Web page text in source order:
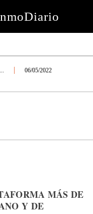
06/05/2022
MÁS DE
Y DE